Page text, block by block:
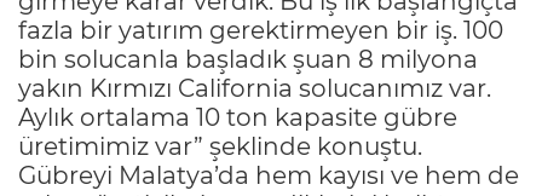
fazla bir yatırım gerektirmeyen bir iş. 100
bin solucanla başladık şuan 8 milyona
yakın Kırmızı California solucanımız var.
Aylık ortalama 10 ton kapasite gübre
üretimimiz var” şeklinde konuştu.
Gübreyi Malatya’da hem kayısı ve hem de